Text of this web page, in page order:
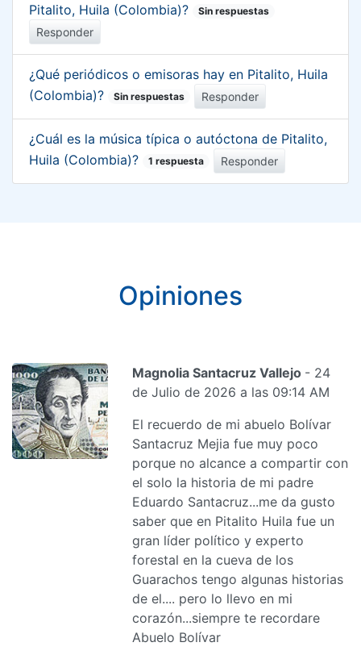
Pitalito, Huila (Colombia)?
Sin respuestas
Responder
¿Qué periódicos o emisoras hay en Pitalito, Huila
(Colombia)?
Sin respuestas Responder
¿Cuál es la música típica o autóctona de Pitalito,
Huila (Colombia)?
1 respuesta Responder
Opiniones
Magnolia Santacruz Vallejo - 24
de Julio de 2026 a las 09:14 AM
El recuerdo de mi abuelo Bolívar
Santacruz Mejia fue muy poco
porque no alcance a compartir con
el solo la historia de mi padre
Eduardo Santacruz...me da gusto
saber que en Pitalito Huila fue un
gran líder político y experto
forestal en la cueva de los
Guarachos tengo algunas historias
de el.... pero lo llevo en mi
corazón...siempre te recordare
Abuelo Bolívar